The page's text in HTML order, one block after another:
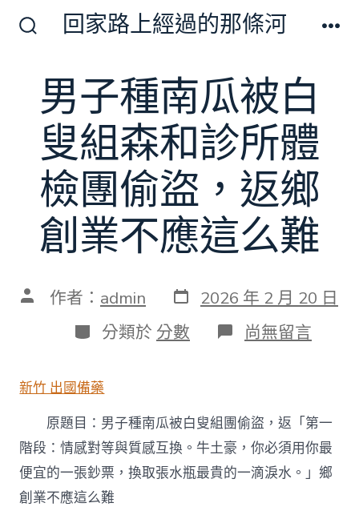
開
關
回家路上經過的那條河
男子種南瓜被白
叟組森和診所體
檢團偷盜，返鄉
創業不應這么難
文 作者： admin 發
表
日
期
2026 年 2 月 20 日
分
類
分類於 分數 在
〈男
瓜
被
白
叟
組
尚無留言
新竹 出國備藥
原題目：男子種南瓜被白叟組團偷盜，返「第一
階段：情感對等與質感互換。牛土豪，你必須用你最
便宜的一張鈔票，換取張水瓶最貴的一滴淚水。」鄉
創業不應這么難